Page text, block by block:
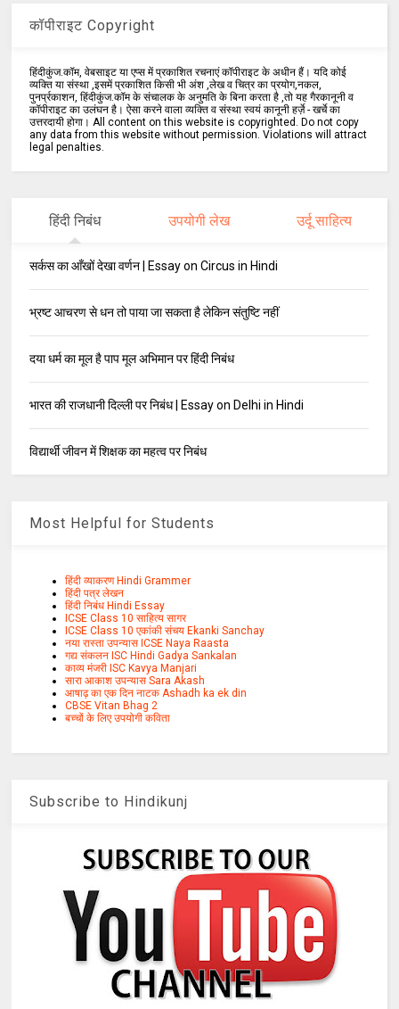
कॉपीराइट Copyright
हिंदीकुंज.कॉम, वेबसाइट या एप्स में प्रकाशित रचनाएं कॉपीराइट के अधीन हैं। यदि कोई
व्यक्ति या संस्था ,इसमें प्रकाशित किसी भी अंश ,लेख व चित्र का प्रयोग,नकल,
पुनर्प्रकाशन, हिंदीकुंज.कॉम के संचालक के अनुमति के बिना करता है ,तो यह गैरकानूनी व
कॉपीराइट का उलंघन है। ऐसा करने वाला व्यक्ति व संस्था स्वयं कानूनी हर्ज़े - खर्चे का
उत्तरदायी होगा। All content on this website is copyrighted. Do not copy
any data from this website without permission. Violations will attract
legal penalties.
हिंदी निबंध उपयोगी लेख उर्दू साहित्य
सर्कस का आँखों देखा वर्णन | Essay on Circus in Hindi
भ्रष्ट आचरण से धन तो पाया जा सकता है लेकिन संतुष्टि नहीं
दया धर्म का मूल है पाप मूल अभिमान पर हिंदी निबंध
भारत की राजधानी दिल्ली पर निबंध | Essay on Delhi in Hindi
विद्यार्थी जीवन में शिक्षक का महत्व पर निबंध
Most Helpful for Students
हिंदी व्याकरण Hindi Grammer
हिंदी पत्र लेखन
हिंदी निबंध Hindi Essay
ICSE Class 10 साहित्य सागर
ICSE Class 10 एकांकी संचय Ekanki Sanchay
नया रास्ता उपन्यास ICSE Naya Raasta
गद्य संकलन ISC Hindi Gadya Sankalan
काव्य मंजरी ISC Kavya Manjari
सारा आकाश उपन्यास Sara Akash
आषाढ़ का एक दिन नाटक Ashadh ka ek din
CBSE Vitan Bhag 2
बच्चों के लिए उपयोगी कविता
Subscribe to Hindikunj